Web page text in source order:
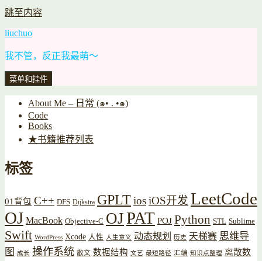
跳至内容
liuchuo
我不管，反正我最萌～
菜单和挂件
About Me – 日常 (๑• . •๑)
Code
Books
★书籍推荐列表
标签
01背包 C++ DFS Dijkstra GPLTiosiOS开发 LeetCode
OJ MacBook Objective-C OJPAT POJ Python STL Sublime
Swift WordPress Xcode 人性 人生意义 动态规划 历史 天梯赛 思维导
图
成长 操作系统 散文 数据结构 文艺 最短路径 汇编 知识点整理 离散数